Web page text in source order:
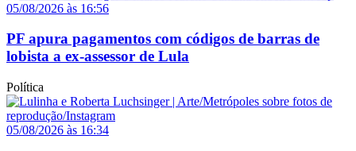
05/08/2026 às 16:56
PF apura pagamentos com códigos de barras de
lobista a ex-assessor de Lula
Política
05/08/2026 às 16:34